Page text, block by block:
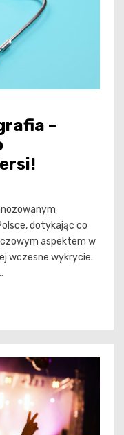
–
dotykając co
aspektem w
wczesne wykrycie.